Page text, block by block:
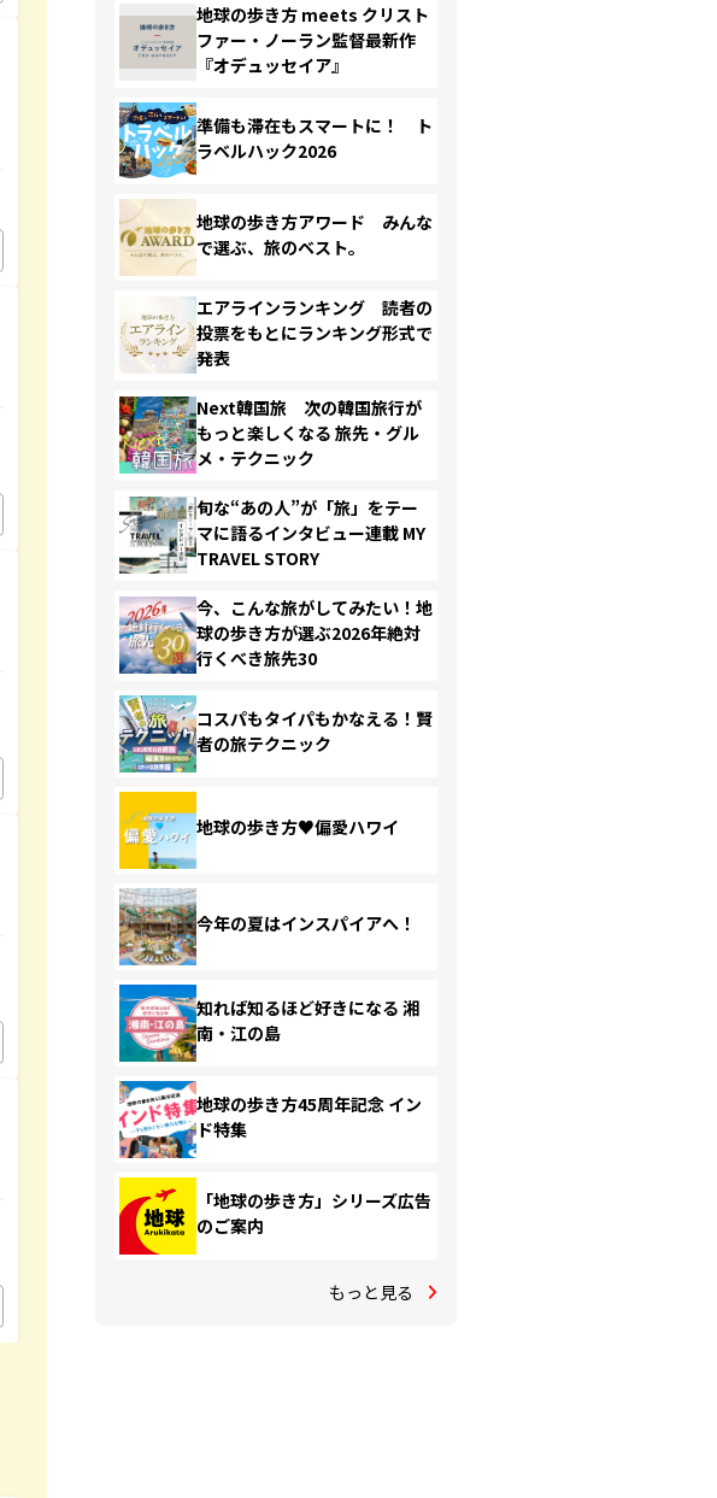
地球の歩き方 meets クリスト
ファー・ノーラン監督最新作
『オデュッセイア』
準備も滞在もスマートに！ ト
ラベルハック2026
地球の歩き方アワード みんな
で選ぶ、旅のベスト。
エアラインランキング 読者の
投票をもとにランキング形式で
発表
Next韓国旅 次の韓国旅行が
もっと楽しくなる 旅先・グル
メ・テクニック
旬な“あの人”が「旅」をテー
マに語るインタビュー連載 MY
TRAVEL STORY
今、こんな旅がしてみたい！地
球の歩き方が選ぶ2026年絶対
行くべき旅先30
コスパもタイパもかなえる！賢
者の旅テクニック
地球の歩き方♥偏愛ハワイ
今年の夏はインスパイアへ！
知れば知るほど好きになる 湘
南・江の島
地球の歩き方45周年記念 イン
ド特集
「地球の歩き方」シリーズ広告
のご案内
もっと見る